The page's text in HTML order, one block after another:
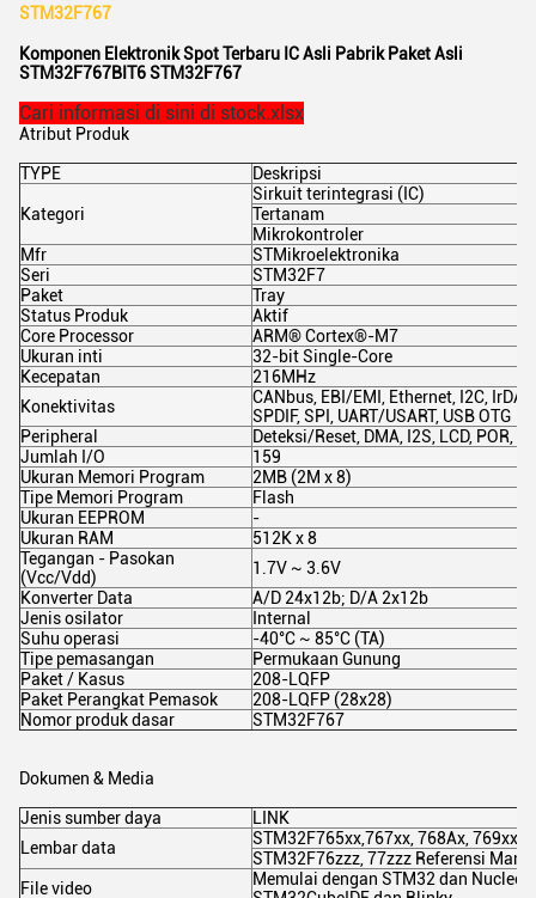
STM32F767
Komponen Elektronik Spot Terbaru IC Asli Pabrik Paket Asli
STM32F767BIT6 STM32F767
Cari informasi di sini di stock.xlsx
Atribut Produk
TYPE Deskripsi
Kategori
Sirkuit terintegrasi (IC)
Tertanam
Mikrokontroler
Mfr
STMikroelektronika
Seri
STM32F7
Paket
Tray
Status Produk
Aktif
Core Processor
ARM® Cortex®-M7
Ukuran inti
32-bit Single-Core
Kecepatan
216MHz
Konektivitas
CANbus, EBI/EMI, Ethernet, I2C,
SPDIF, SPI, UART/USART, USB OTG
Peripheral
Deteksi/Reset, DMA, I2S, LCD, POR,
Jumlah I/O
159
Ukuran Memori Program
2MB (2M x 8)
Tipe Memori Program
Flash
Ukuran EEPROM
-
Ukuran RAM
512K x 8
Tegangan - Pasokan
(Vcc/Vdd)
1.7V ~ 3.6V
Konverter Data
A/D 24x12b; D/A 2x12b
Jenis osilator
Internal
Suhu operasi
-40°C ~ 85°C (TA)
Tipe pemasangan
Permukaan Gunung
Paket / Kasus
208-LQFP
Paket Perangkat Pemasok
208-LQFP (28x28)
Nomor produk dasar
STM32F767
Dokumen & Media
Jenis sumber daya
LINK
Lembar data
STM32F765xx,767xx, 768Ax, 769xx
STM32F76zzz, 77zzz Referensi
File video
Memulai dengan STM32 dan Nucleo